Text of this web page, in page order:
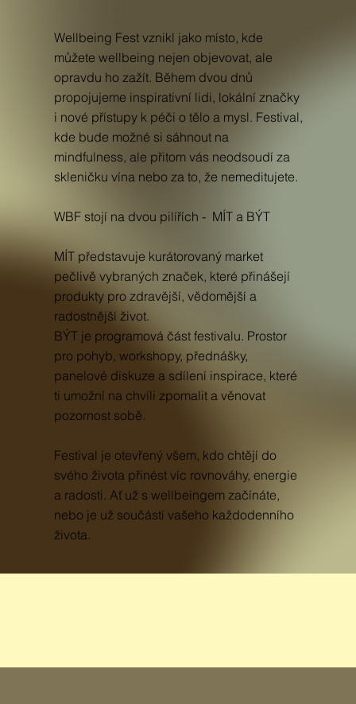
Wellbeing Fest vznikl jako místo, kde
můžete wellbeing nejen objevovat, ale
opravdu ho zažít. Během dvou dnů
propojujeme inspirativní lidi, lokální značky
i nové přístupy k péči o tělo a mysl. Festival,
kde bude možné si sáhnout na
mindfulness, ale přitom vás neodsoudí za
skleničku vína nebo za to, že nemeditujete.
WBF stojí na dvou pilířích - MÍT a BÝT
MÍT představuje kurátorovaný market
pečlivě vybraných značek, které přinášejí
produkty pro zdravější, vědomější a
radostnější život.
BÝT je programová část festivalu. Prostor
pro pohyb, workshopy, přednášky,
panelové diskuze a sdílení inspirace, které
ti umožní na chvíli zpomalit a věnovat
pozornost sobě.
Festival je otevřený všem, kdo chtějí do
svého života přinést víc rovnováhy, energie
a radosti. Ať už s wellbeingem začínáte,
nebo je už součástí vašeho každodenního
života.